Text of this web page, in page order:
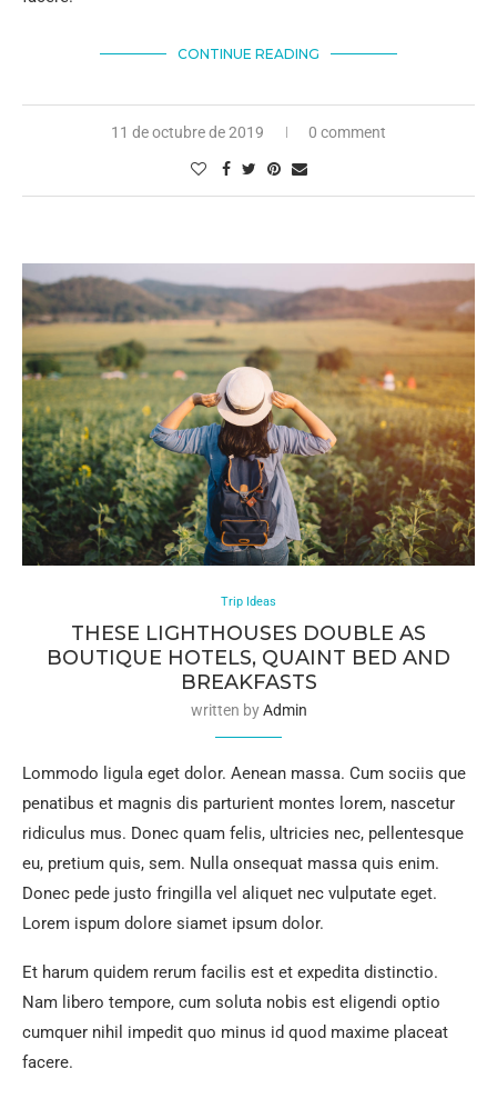
CONTINUE READING
11 de octubre de 2019 0 comment
Trip Ideas
THESE LIGHTHOUSES DOUBLE AS
BOUTIQUE HOTELS, QUAINT BED AND
BREAKFASTS
written byAdmin
Lommodo ligula eget dolor. Aenean massa. Cum sociis que
penatibus et magnis dis parturient montes lorem, nascetur
ridiculus mus. Donec quam felis, ultricies nec, pellentesque
eu, pretium quis, sem. Nulla onsequat massa quis enim.
Donec pede justo fringilla vel aliquet nec vulputate eget.
Lorem ispum dolore siamet ipsum dolor.
Et harum quidem rerum facilis est et expedita distinctio.
Nam libero tempore, cum soluta nobis est eligendi optio
cumquer nihil impedit quo minus id quod maxime placeat
facere.